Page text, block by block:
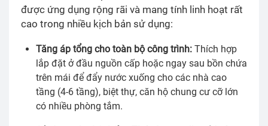
được ứng dụng rộng rãi và mang tính linh hoạt rất
cao trong nhiều kịch bản sử dụng:
Tăng áp tổng cho toàn bộ công trình: Thích hợp
lắp đặt ở đầu nguồn cấp hoặc ngay sau bồn chứa
trên mái để đẩy nước xuống cho các nhà cao
tầng (4-6 tầng), biệt thự, căn hộ chung cư cỡ lớn
có nhiều phòng tắm.